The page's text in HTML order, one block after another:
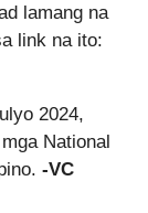
lamang na
link na ito:
2024,
National
-VC